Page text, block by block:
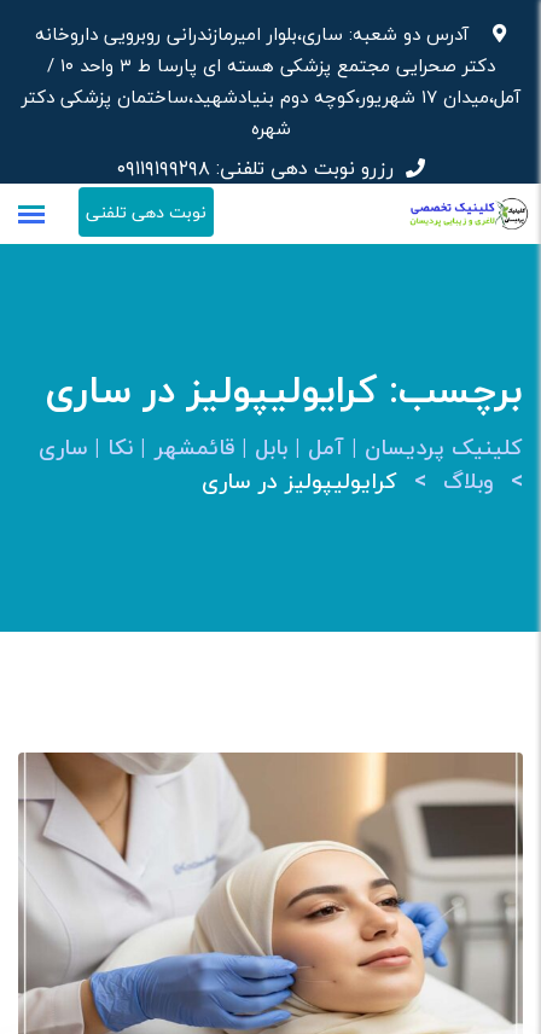
محتوا
آدرس دو شعبه: ساری،بلوار امیرمازندرانی روبرویی داروخانه‌
دکتر صحرایی مجتمع پزشکی هسته ای پارسا ط ۳ واحد ۱۰ /
آمل،میدان ۱۷ شهریور،کوچه دوم بنیادشهید،ساختمان پزشکی دکتر
شهره
رزرو نوبت دهی تلفنی:۰۹۱۱۹۱۹۹۲۹۸
نوبت دهی تلفنی
برچسب:کرایولیپولیز در ساری
کلینیک پردیسان | آمل | بابل | قائمشهر | نکا | ساری
> وبلاگ > کرایولیپولیز در ساری